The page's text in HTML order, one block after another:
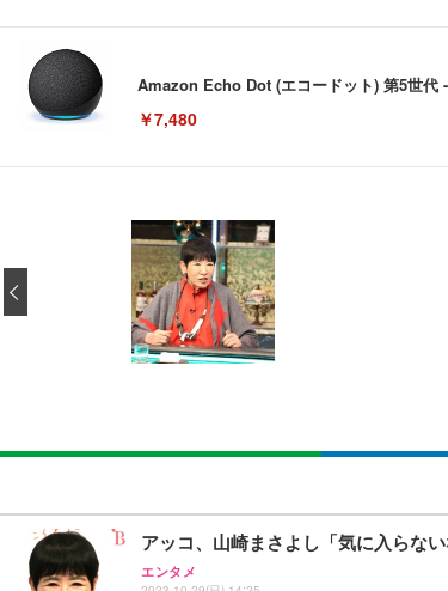
Amazon Echo Dot (エコードット) 第5世代
￥7,480
[EdoErgo] オフィスチェア 椅子 テレワーク
(黒網+黒枠+黒足)
￥5,699
Sezlife オフィスチェア デスクチェア 疲れ
ション PCチェア 通気性メッシュ ゲーミ
￥7,680
EIZO ビジネス向けプレミアムモニター |
￥105,595
【純正品】27"ゲーミングモニター
￥49,979
Amazonベーシック ペットシーツ 薄型 レ
￥3,373
ネオ・ルーライフ ネオ・オムツ L 中型犬用
￥1,800
アッコ、山崎まさよし「気に入らな
エンタメ